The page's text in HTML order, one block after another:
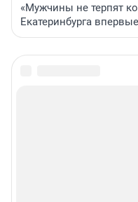
«Мужчины не терпят
Екатеринбурга